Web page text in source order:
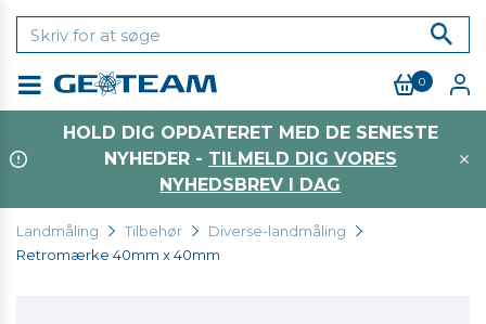
0
HOLD DIG OPDATERET MED DE SENESTE
NYHEDER - TILMELD DIG VORES
NYHEDSBREV I DAG
Landmåling Tilbehør
Diverse-landmåling
Retromærke 40mm x 40mm